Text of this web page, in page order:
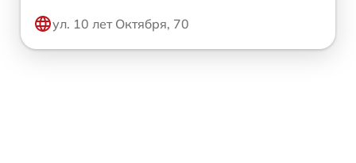
ул. 10 лет Октября, 70